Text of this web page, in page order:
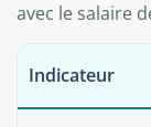
avec le salaire
Indicateur